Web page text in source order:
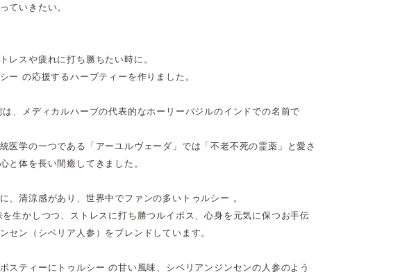
ていきたい。
レスや疲れに打ち勝ちたい時に。
ー の応援するハーブティーを作りました。
は、メディカルハーブの代表的なホーリーバジルのインドでの名前で
医学の一つである「アーユルヴェーダ」では「不老不死の霊薬」と愛さ
と体を長い間癒してきました。
、清涼感があり、世界中でファンの多いトゥルシー 。
生かしつつ、ストレスに打ち勝つルイボス、心身を元気に保つお手伝
セン（シベリア人参）をブレンドしています。
スティーにトゥルシー の甘い風味、シベリアンジンセンの人参のよう